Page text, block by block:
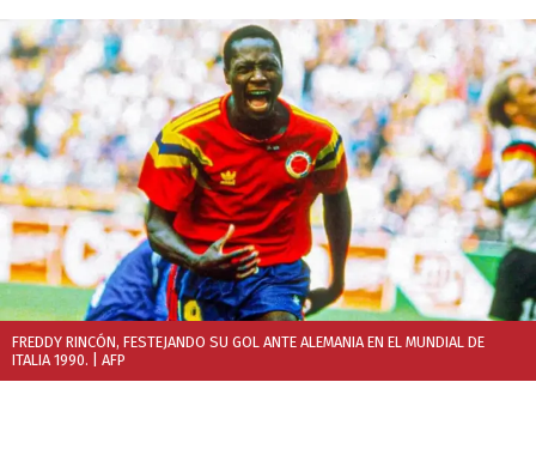
FREDDY RINCÓN, FESTEJANDO SU GOL ANTE ALEMANIA EN EL MUNDIAL DE
ITALIA 1990. | AFP